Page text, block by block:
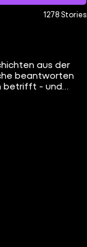
1278 Stories
aus der
beantworten
betrifft - und